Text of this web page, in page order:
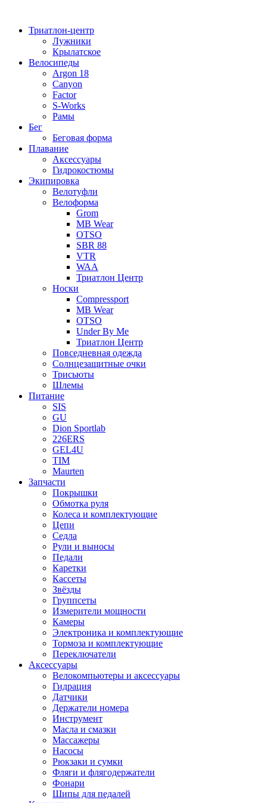
содержимому
Триатлон-центр
Лужники
Крылатское
Велосипеды
Argon 18
Canyon
Factor
S-Works
Рамы
Бег
Беговая форма
Плавание
Аксессуары
Гидрокостюмы
Экипировка
Велотуфли
Велоформа
Grom
MB Wear
OTSO
SBR 88
VTR
WAA
Триатлон Центр
Носки
Compressport
MB Wear
OTSO
Under By Me
Триатлон Центр
Повседневная одежда
Солнцезащитные очки
Трисьюты
Шлемы
Питание
SIS
GU
Dion Sportlab
226ERS
GEL4U
TIM
Maurten
Запчасти
Покрышки
Обмотка руля
Колеса и комплектующие
Цепи
Седла
Рули и выносы
Педали
Каретки
Кассеты
Звёзды
Группсеты
Измерители мощности
Камеры
Электроника и комплектующие
Тормоза и комплектующие
Переключатели
Аксессуары
Велокомпьютеры и аксессуары
Гидрация
Датчики
Держатели номера
Инструмент
Масла и смазки
Массажеры
Насосы
Рюкзаки и сумки
Фляги и флягодержатели
Фонари
Шипы для педалей